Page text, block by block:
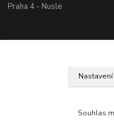
Praha 4 - Nusle
Nastavení
Souhlas